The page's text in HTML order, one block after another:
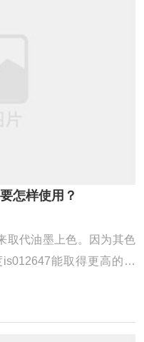
怎样使用？
取代油墨上色。因为其色
能取得更高的密
能模拟一般印刷品的效
如丝网印刷，数码印刷，